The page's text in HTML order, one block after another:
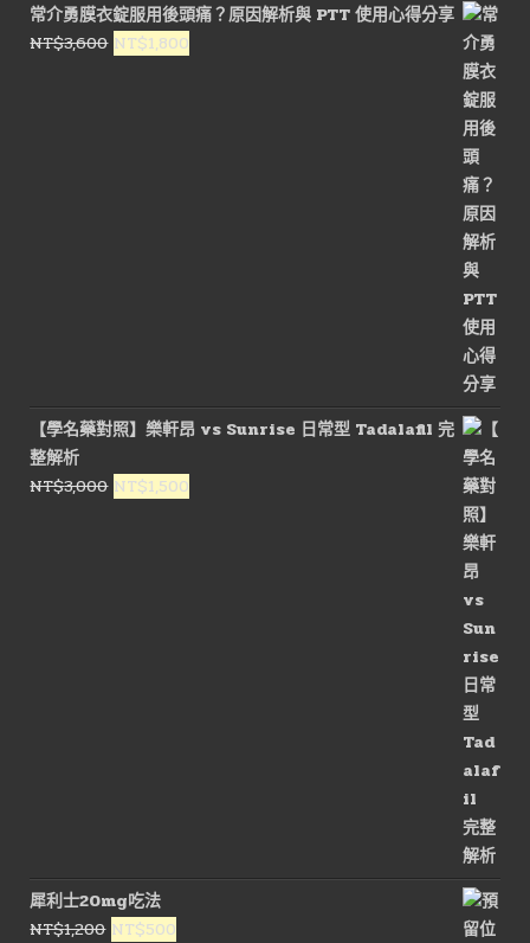
常介勇膜衣錠服用後頭痛？原因解析與 PTT 使用心得分享
NT$3,600 原
NT$1,800
【學名藥對照】樂軒昂 vs Sunrise 日常型 Tadalafil 完
整解析
NT$3,000 原
NT$1,500
犀利士20mg吃法
NT$1,200 原
NT$500